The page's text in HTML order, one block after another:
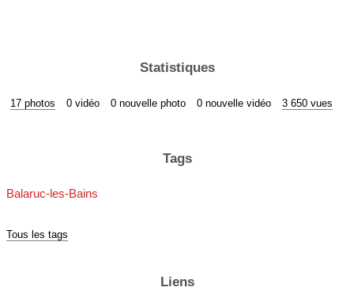
Statistiques
17 photos 0 vidéo 0 nouvelle photo 0 nouvelle vidéo 3 650 vues
Tags
Balaruc-les-Bains
Tous les tags
Liens